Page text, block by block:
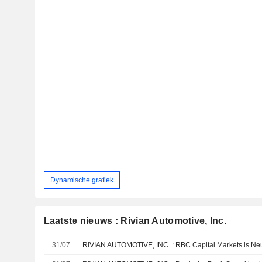
Dynamische grafiek
Laatste nieuws : Rivian Automotive, Inc.
31/07